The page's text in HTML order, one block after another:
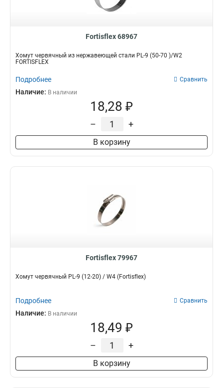
Fortisflex 68967
Хомут червячный из нержавеющей стали PL-9 (50-70 )/W2
FORTISFLEX
Подробнее Сравнить
Наличие: В наличии
18,28 ₽
– +
В корзину
Fortisflex 79967
Хомут червячный PL-9 (12-20) / W4 (Fortisflex)
Подробнее Сравнить
Наличие: В наличии
18,49 ₽
– +
В корзину